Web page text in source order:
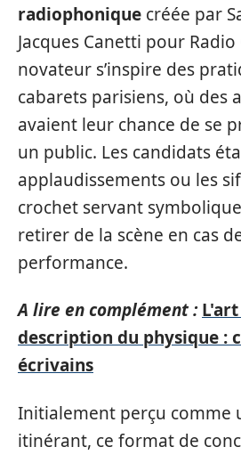
radiophonique créée par
Jacques Canetti pour
novateur s’inspire des
cabarets parisiens, où des
avaient leur chance de se
un public. Les candidats
applaudissements ou les
crochet servant
retirer de la scène en cas
performance.
A lire en complément :
description du physique :
écrivains
Initialement perçu comme
itinérant, ce format de